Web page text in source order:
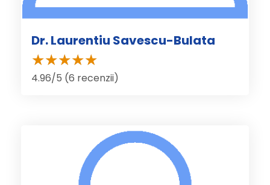
Dr. Laurentiu Savescu-Bulata
4.96/5 (6 recenzii)